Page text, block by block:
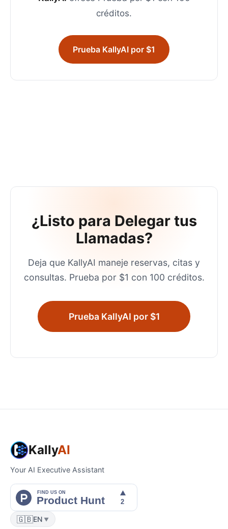
créditos.
Prueba KallyAI por $1
¿Listo para Delegar tus
Llamadas?
Deja que KallyAI maneje reservas, citas y
consultas. Prueba por $1 con 100 créditos.
Prueba KallyAI por $1
KallyAI
Your AI Executive Assistant
🇬🇧EN ▼